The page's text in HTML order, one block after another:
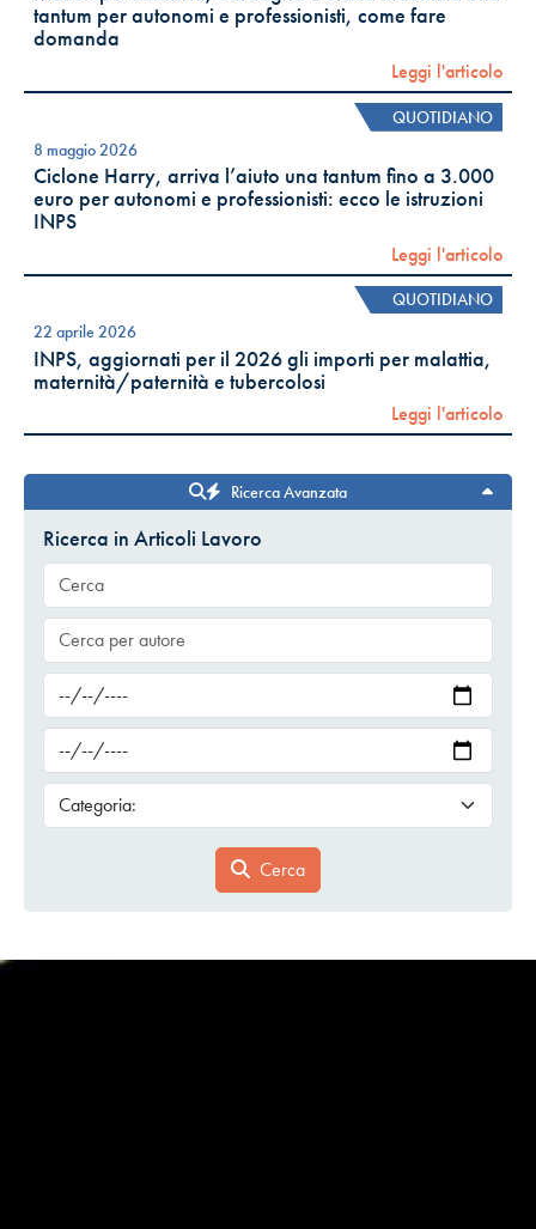
tantum per autonomi e professionisti, come fare
domanda
Leggi l'articolo
QUOTIDIANO
8 maggio 2026
Ciclone Harry, arriva l’aiuto una tantum fino a 3.000
euro per autonomi e professionisti: ecco le istruzioni
INPS
Leggi l'articolo
QUOTIDIANO
22 aprile 2026
INPS, aggiornati per il 2026 gli importi per malattia,
maternità/paternità e tubercolosi
Leggi l'articolo
Ricerca Avanzata
Ricerca in Articoli Lavoro
Cerca